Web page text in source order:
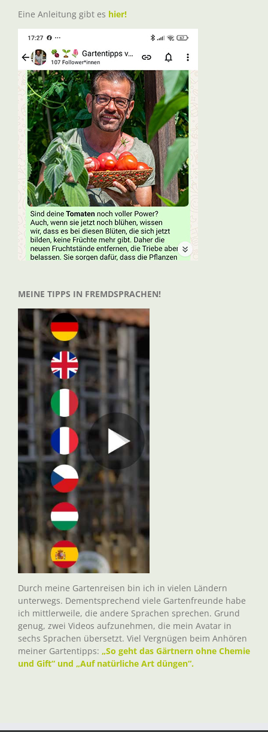
Eine Anleitung gibt es hier!
MEINE TIPPS IN FREMDSPRACHEN!
Durch meine Gartenreisen bin ich in vielen Ländern
unterwegs. Dementsprechend viele Gartenfreunde habe
ich mittlerweile, die andere Sprachen sprechen. Grund
genug, zwei Videos aufzunehmen, die mein Avatar in
sechs Sprachen übersetzt. Viel Vergnügen beim Anhören
meiner Gartentipps: „So geht das Gärtnern ohne Chemie
und Gift“ und „Auf natürliche Art düngen“.